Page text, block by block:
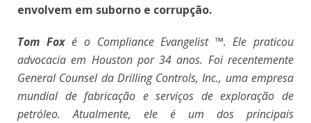
envolvem em suborno e corrupção.
Tom Foxé o Compliance Evangelist ™. Ele praticou
advocacia em Houston por 34 anos. Foi recentemente
General Counsel da Drilling Controls, Inc., uma empresa
mundial de fabricação e serviços de exploração de
petróleo. Atualmente, ele é um dos principais